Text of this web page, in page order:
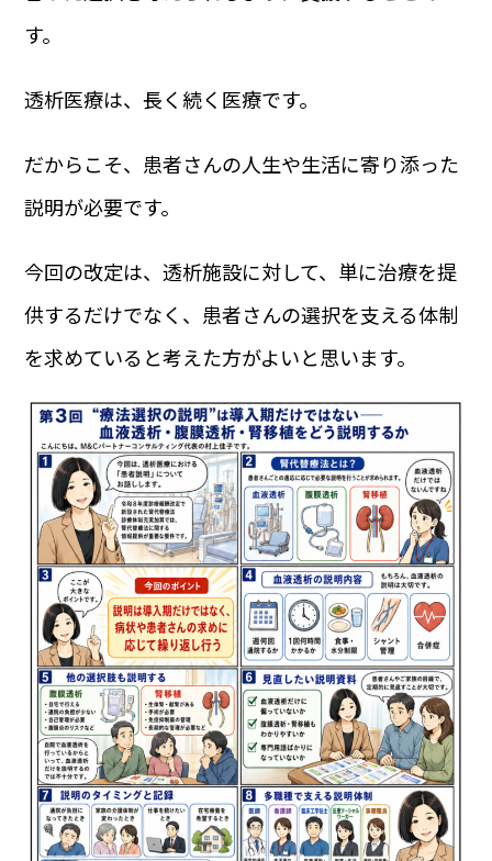
す。
透析医療は、長く続く医療です。
だからこそ、患者さんの人生や生活に寄り添った
説明が必要です。
今回の改定は、透析施設に対して、単に治療を提
供するだけでなく、患者さんの選択を支える体制
を求めていると考えた方がよいと思います。